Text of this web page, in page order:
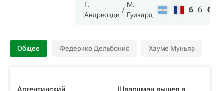
Г.
Андреоцци
М.
Гуинард
6 6 6
Общее Федерико Дельбонис Хауме Муньяр
Аргентинский
Шварцман вышел в